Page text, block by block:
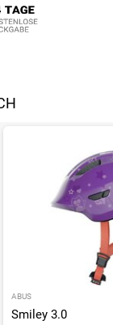
ABUS
Smiley 3.0